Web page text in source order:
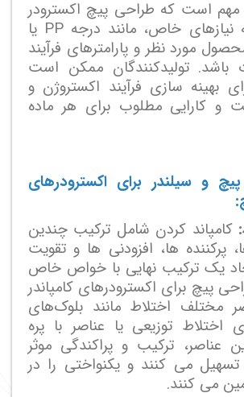
مهم است که طراحی پیچ اکسترودر
نیازهای خاص، مانند درجه PP یا
مورد نظر و پارامترهای فرآیند
باشد. تولیدکنندگان ممکن است
بهینه سازی فرآیند اکستروژن و
و کارایی مطلوب برای هر ماده
و سیلندر برای اکسترودرهای
کامپاند کردن شامل ترکیب چندین
پرکننده ها، افزودنی ها و تقویت
یک ترکیب نهایی با خواص خاص
پیچ برای اکسترودرهای کامپاندر
مختلف اختلاط مانند بلوک‌های
توزیعی یا عناصر با پره
ترکیب و پراکندگی موثر
می کنند و یکنواختی را در
می کنند.